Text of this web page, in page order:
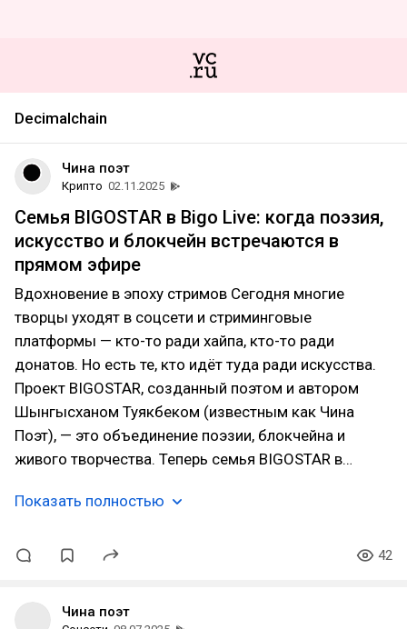
Decimalchain
Чина поэт
Крипто 02.11.2025
Семья BIGOSTAR в Bigo Live: когда поэзия,
искусство и блокчейн встречаются в
прямом эфире
Вдохновение в эпоху стримов Сегодня многие
творцы уходят в соцсети и стриминговые
платформы — кто-то ради хайпа, кто-то ради
донатов. Но есть те, кто идёт туда ради искусства.
Проект BIGOSTAR, созданный поэтом и автором
Шынгысханом Туякбеком (известным как Чина
Поэт), — это объединение поэзии, блокчейна и
живого творчества. Теперь семья BIGOSTAR в…
Показать полностью
42
Чина поэт